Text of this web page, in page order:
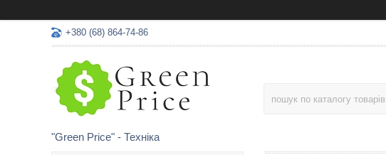
+380 (68) 864-74-86
"Green Price" - Техніка